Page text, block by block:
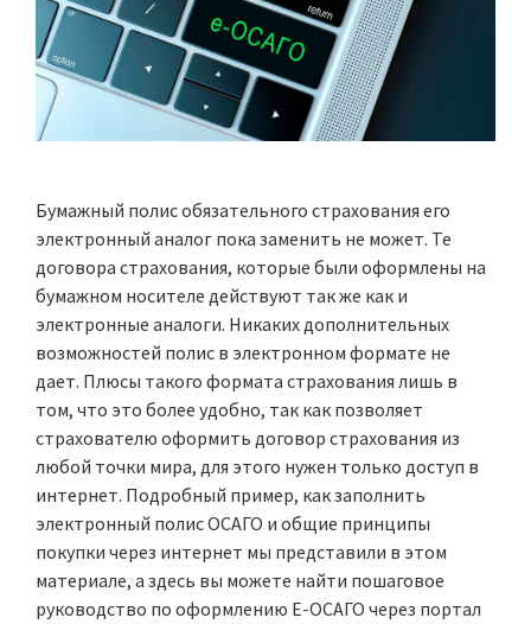
Бумажный полис обязательного страхования его
электронный аналог пока заменить не может. Те
договора страхования, которые были оформлены на
бумажном носителе действуют так же как и
электронные аналоги. Никаких дополнительных
возможностей полис в электронном формате не
дает. Плюсы такого формата страхования лишь в
том, что это более удобно, так как позволяет
страхователю оформить договор страхования из
любой точки мира, для этого нужен только доступ в
интернет. Подробный пример, как заполнить
электронный полис ОСАГО и общие принципы
покупки через интернет мы представили в этом
материале, а здесь вы можете найти пошаговое
руководство по оформлению Е-ОСАГО через портал